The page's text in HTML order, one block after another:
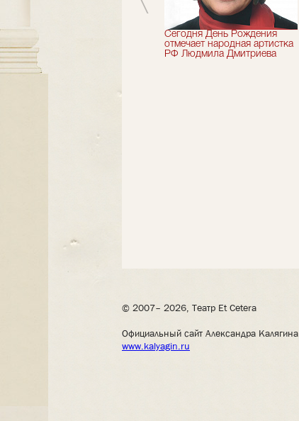
засл.деятель искусств
России Николай Максимов
Сегодня День Рождения
отмечает народная артистка
РФ Людмила Дмитриева
© 2007– 2026, Театр Et Cetera
Официальный сайт Александра Калягина
www.kalyagin.ru